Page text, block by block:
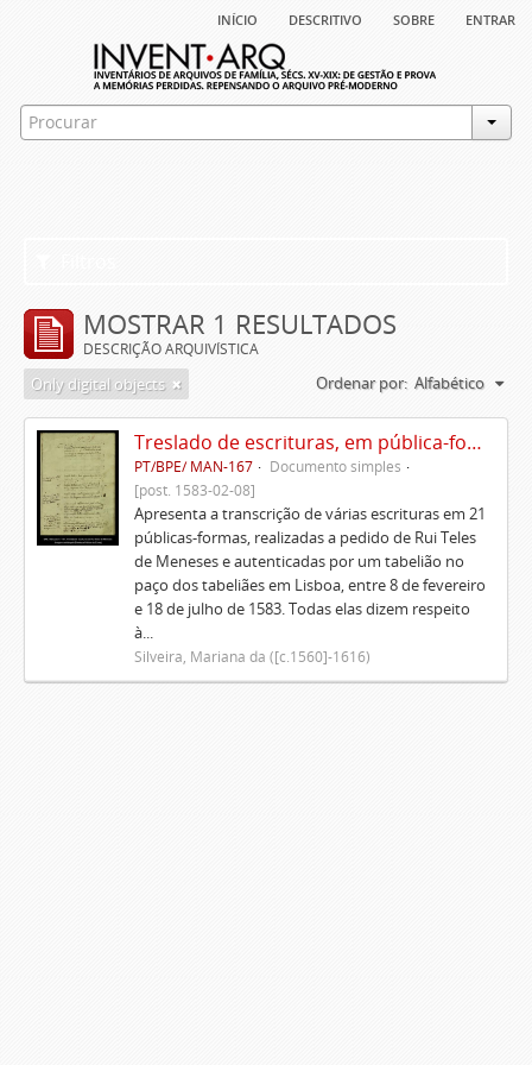
início descritivo sobre entrar
MOSTRAR 1 RESULTADOS
DESCRIÇÃO ARQUIVÍSTICA
Only digital objects Ordenar por: Alfabético
Treslado de escrituras, em pública-forma, de Rui Teles de Meneses
PT/BPE/ MAN-167
Documento simples
[post. 1583-02-08]
Apresenta a transcrição de várias escrituras em 21
públicas-formas, realizadas a pedido de Rui Teles
de Meneses e autenticadas por um tabelião no
paço dos tabeliães em Lisboa, entre 8 de fevereiro
e 18 de julho de 1583. Todas elas dizem respeito
à...
Silveira, Mariana da ([c.1560]-1616)